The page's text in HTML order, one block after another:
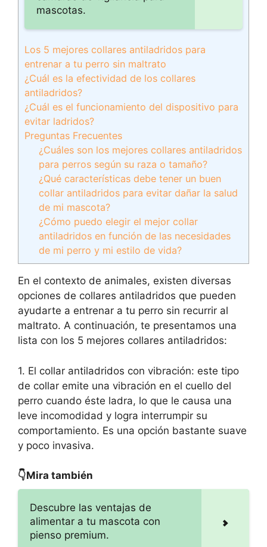
mascotas.
Los 5 mejores collares antiladridos para
entrenar a tu perro sin maltrato
¿Cuál es la efectividad de los collares
antiladridos?
¿Cuál es el funcionamiento del dispositivo para
evitar ladridos?
Preguntas Frecuentes
¿Cuáles son los mejores collares antiladridos
para perros según su raza o tamaño?
¿Qué características debe tener un buen
collar antiladridos para evitar dañar la salud
de mi mascota?
¿Cómo puedo elegir el mejor collar
antiladridos en función de las necesidades
de mi perro y mi estilo de vida?
En el contexto de animales, existen diversas
opciones de collares antiladridos que pueden
ayudarte a entrenar a tu perro sin recurrir al
maltrato. A continuación, te presentamos una
lista con los 5 mejores collares antiladridos:
1. El collar antiladridos con vibración: este tipo
de collar emite una vibración en el cuello del
perro cuando éste ladra, lo que le causa una
leve incomodidad y logra interrumpir su
comportamiento. Es una opción bastante suave
y poco invasiva.
👇Mira también
Descubre las ventajas de
alimentar a tu mascota con
pienso premium.